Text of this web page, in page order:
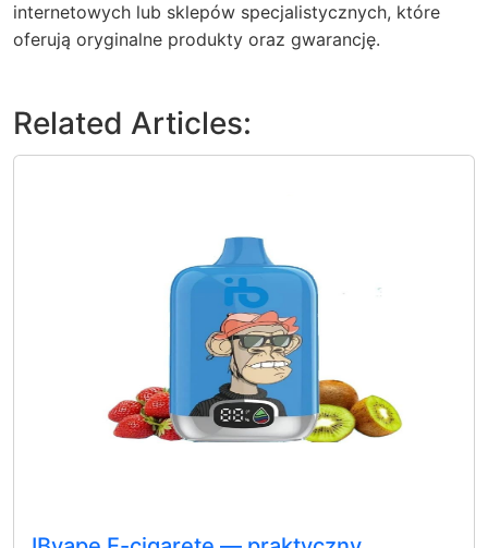
internetowych lub sklepów specjalistycznych, które
oferują oryginalne produkty oraz gwarancję.
Related Articles: